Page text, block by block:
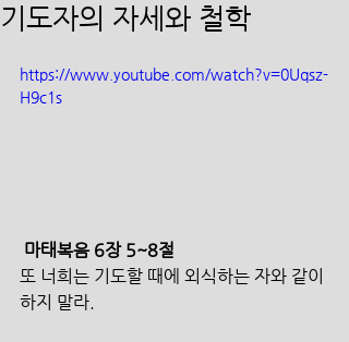
기도자의 자세와 철학
https://www.youtube.com/watch?v=0Uqsz-
H9c1s
마태복음 6장 5~8절
또 너희는 기도할 때에 외식하는 자와 같이
하지 말라.